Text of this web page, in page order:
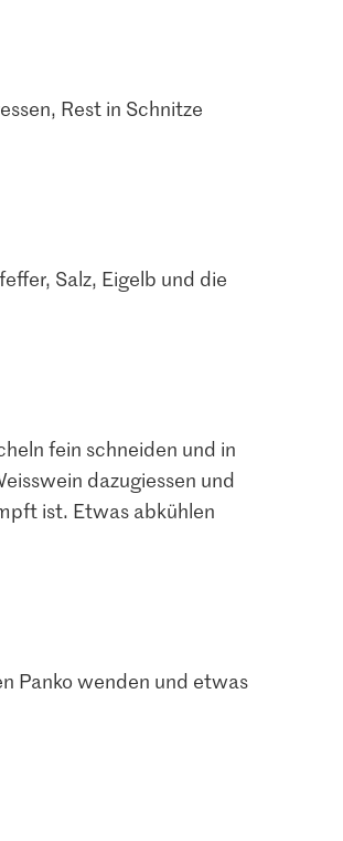
Bundzwiebeln
crunchy breadcrumbs
Rest in Schnitze
Salz, Eigelb und die
fein schneiden und in
dazugiessen und
ist. Etwas abkühlen
Panko wenden und etwas